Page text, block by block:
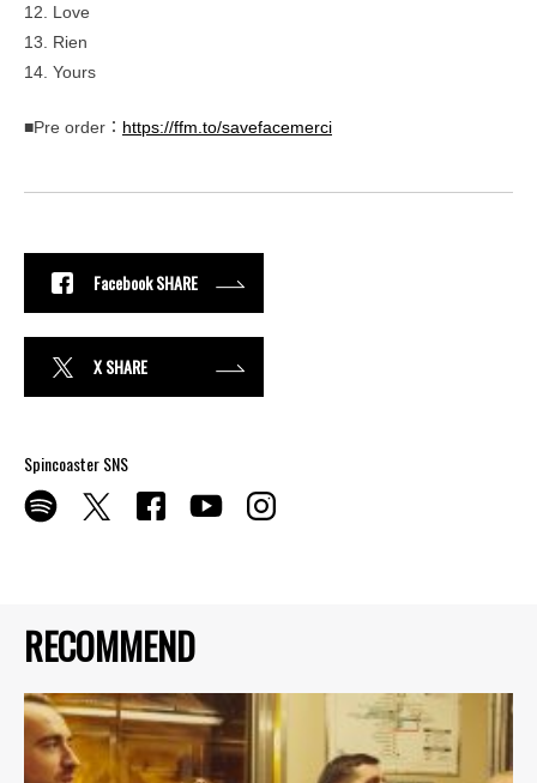
RECOMMEND
12. Love
13. Rien
14. Yours
■Pre order： https://ffm.to/savefacemerci
Facebook SHARE
X SHARE
Spincoaster SNS